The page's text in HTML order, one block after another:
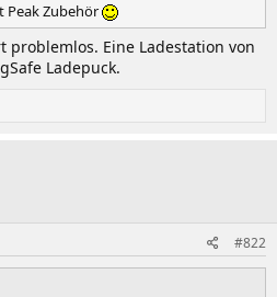
Peak Zubehör
Eine Ladestation von
Ladepuck.
#822